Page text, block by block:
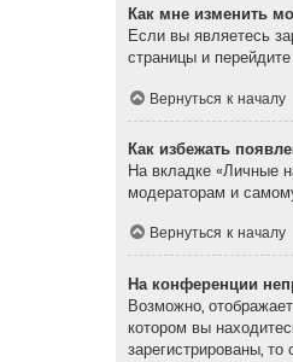
Как мне изменить
Если вы являетесь
страницы и
Вернуться к началу
Как избежать
На вкладке «Личные
модераторам и
Вернуться к началу
На конференции
Возможно,
котором вы
зарегистрированы,